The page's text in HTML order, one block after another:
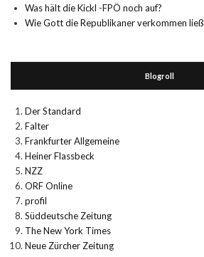
Was hält die Kickl -FPÖ noch auf?
Wie Gott die Republikaner verkommen ließ
Blogroll
Der Standard
Falter
Frankfurter Allgemeine
Heiner Flassbeck
NZZ
ORF Online
profil
Süddeutsche Zeitung
The New York Times
Neue Zürcher Zeitung